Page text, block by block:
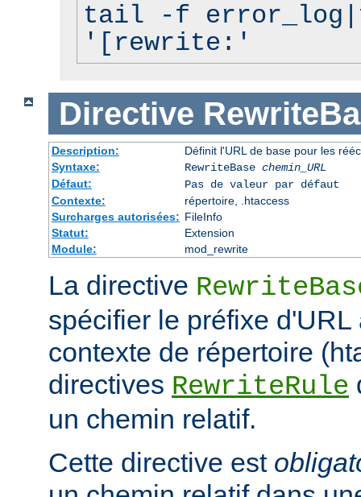
tail -f
'[rewrite:'
Directive
Description:
Définit l'URL de base pour les
Syntaxe:
RewriteBase chemin_URL
Défaut:
Pas de valeur par défaut
Contexte:
répertoire, .htaccess
Surcharges autorisées: FileInfo
Statut:
Extension
Module:
mod_rewrite
La directive
spécifier le préfixe
contexte de répertoire
directives RewriteRule
un chemin relatif.
Cette directive est